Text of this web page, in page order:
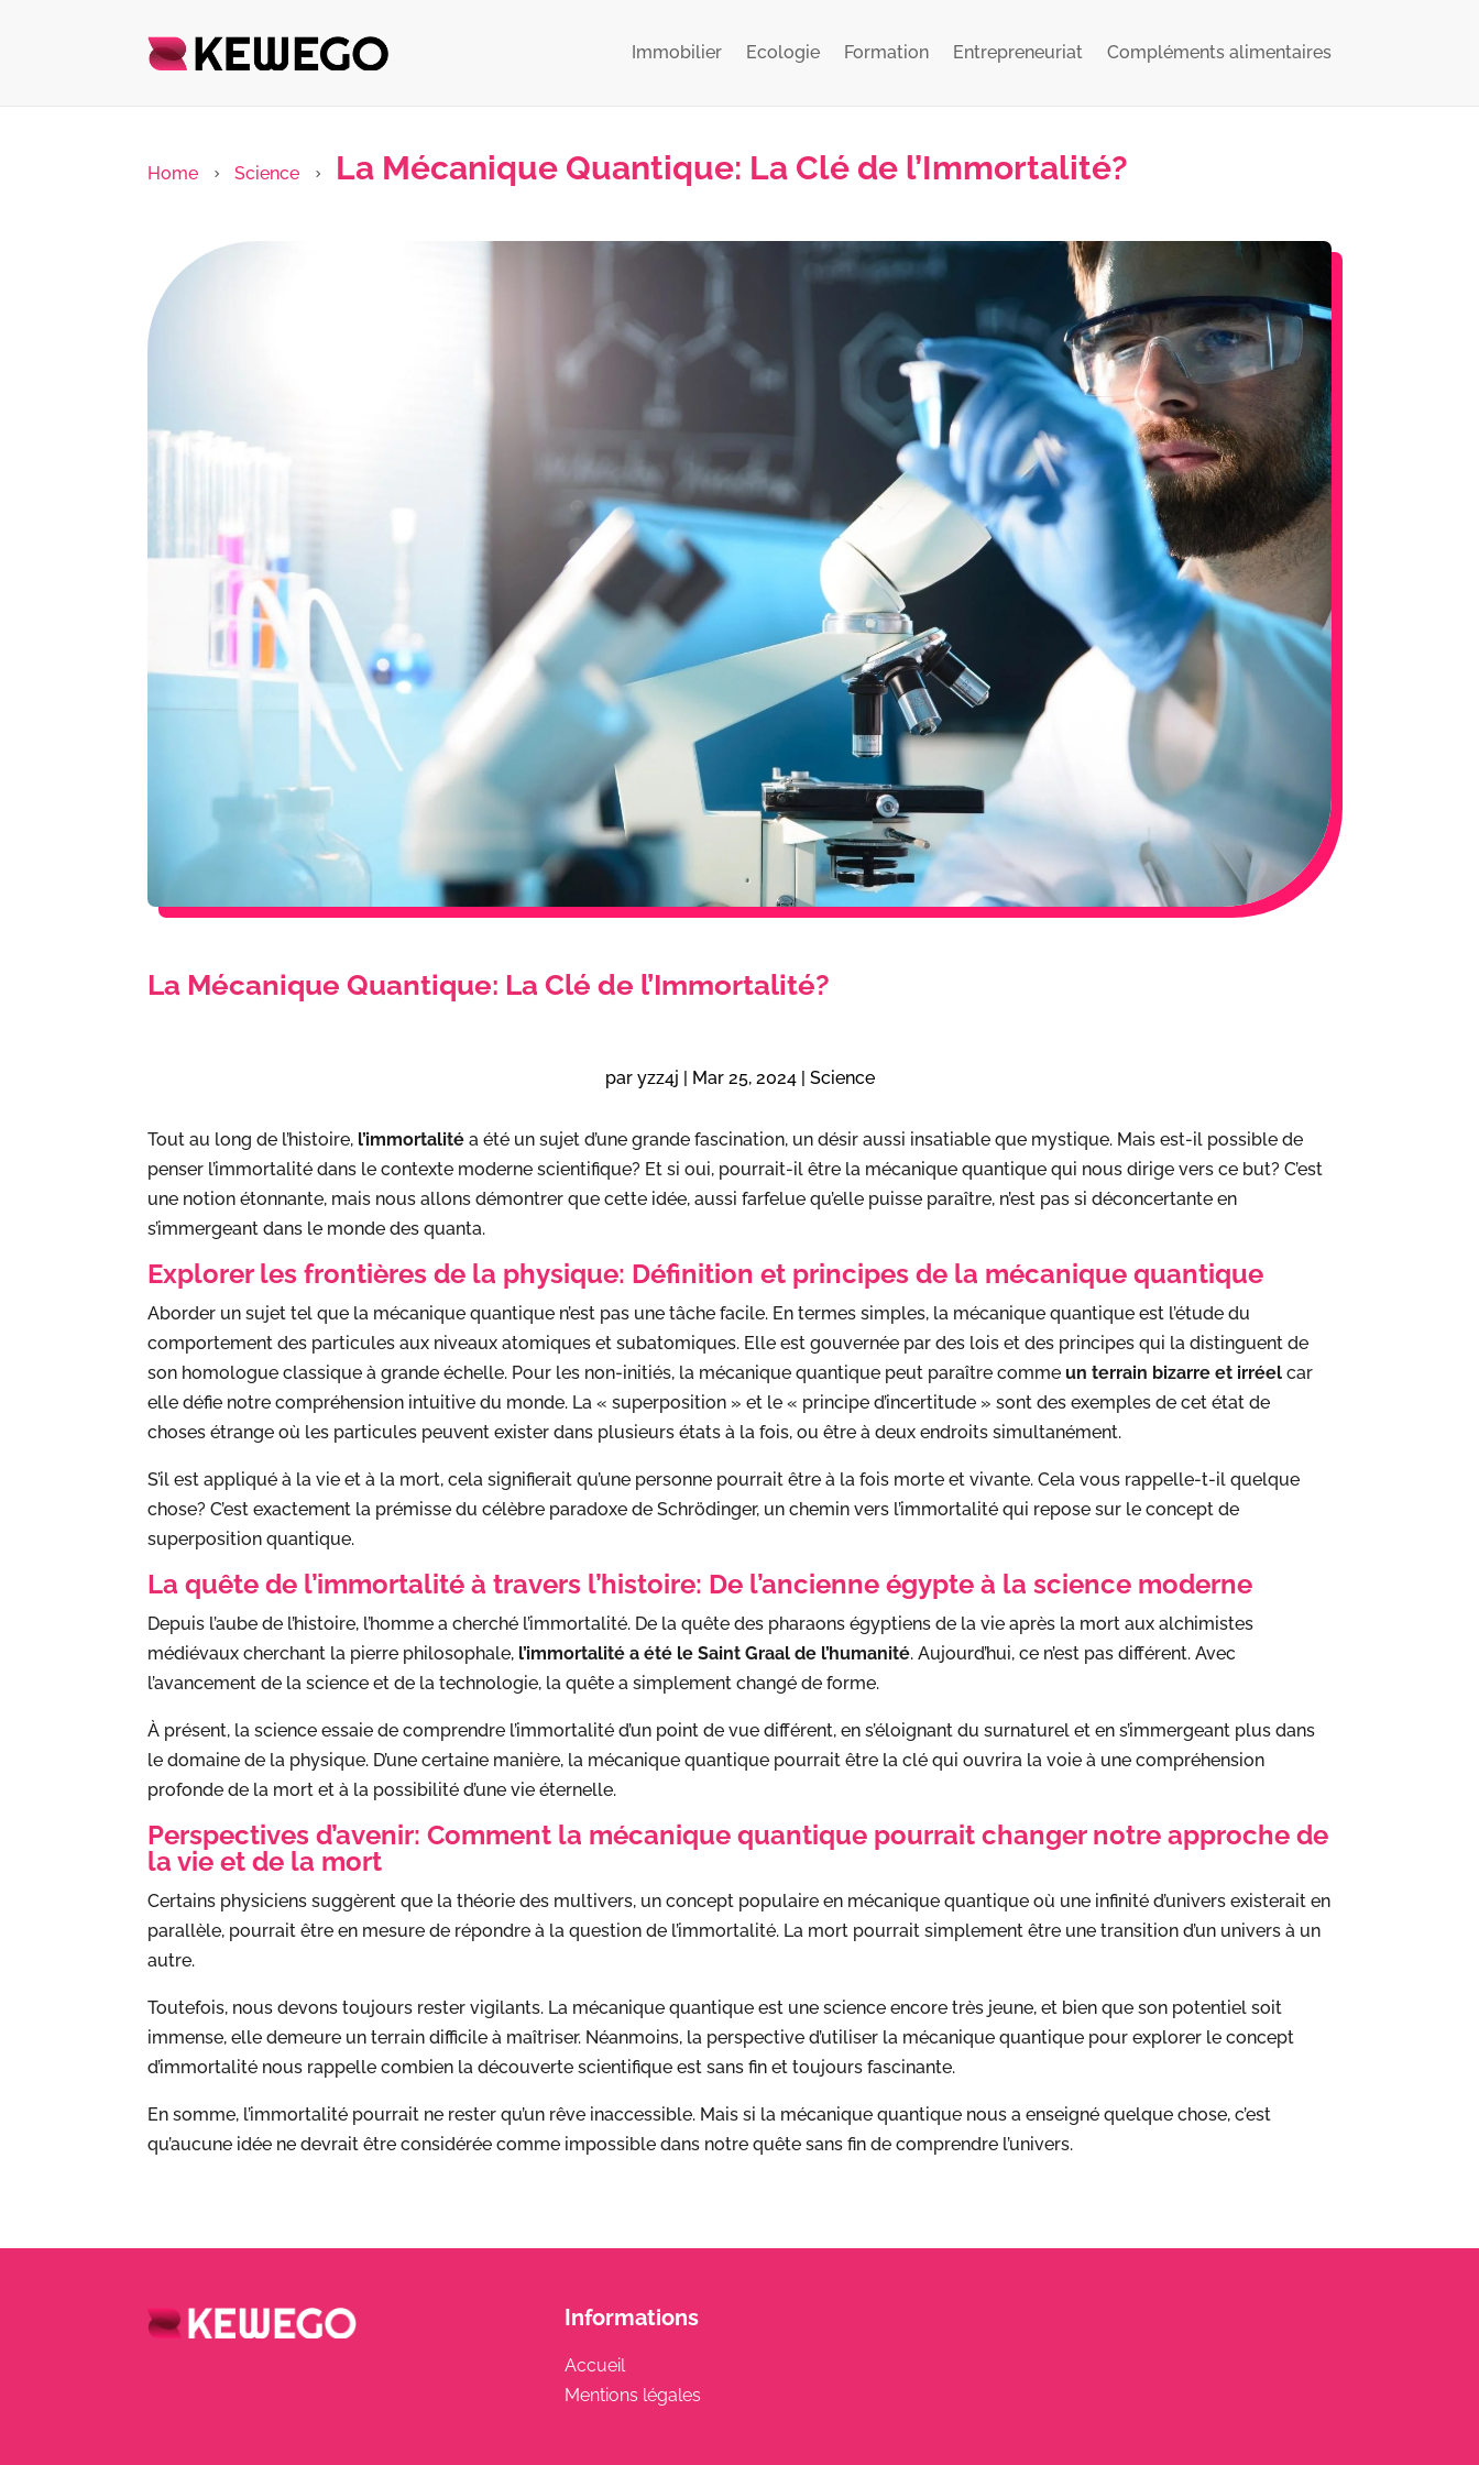
Immobilier Ecologie Formation Entrepreneuriat Compléments alimentaires
Home 5 Science 5 La Mécanique Quantique: La Clé de l’Immortalité?
La Mécanique Quantique: La Clé de l’Immortalité?
par yzz4j | Mar 25, 2024| Science
Tout au long de l’histoire, l’immortalité a été un sujet d’une grande fascination, un désir aussi insatiable que mystique. Mais est-il possible de
penser l’immortalité dans le contexte moderne scientifique? Et si oui, pourrait-il être la mécanique quantique qui nous dirige vers ce but? C’est
une notion étonnante, mais nous allons démontrer que cette idée, aussi farfelue qu’elle puisse paraître, n’est pas si déconcertante en
s’immergeant dans le monde des quanta.
Explorer les frontières de la physique: Définition et principes de la mécanique quantique
Aborder un sujet tel que la mécanique quantique n’est pas une tâche facile. En termes simples, la mécanique quantique est l’étude du
comportement des particules aux niveaux atomiques et subatomiques. Elle est gouvernée par des lois et des principes qui la distinguent de
son homologue classique à grande échelle. Pour les non-initiés, la mécanique quantique peut paraître commeun terrain bizarre et irréel car
elle défie notre compréhension intuitive du monde. La « superposition » et le « principe d’incertitude » sont des exemples de cet état de
choses étrange où les particules peuvent exister dans plusieurs états à la fois, ou être à deux endroits simultanément.
S’il est appliqué à la vie et à la mort, cela signifierait qu’une personne pourrait être à la fois morte et vivante. Cela vous rappelle-t-il quelque
chose? C’est exactement la prémisse du célèbre paradoxe de Schrödinger, un chemin vers l’immortalité qui repose sur le concept de
superposition quantique.
La quête de l’immortalité à travers l’histoire: De l’ancienne égypte à la science moderne
Depuis l’aube de l’histoire, l’homme a cherché l’immortalité. De la quête des pharaons égyptiens de la vie après la mort aux alchimistes
médiévaux cherchant la pierre philosophale, l’immortalité a été le Saint Graal de l’humanité. Aujourd’hui, ce n’est pas différent. Avec
l’avancement de la science et de la technologie, la quête a simplement changé de forme.
À présent, la science essaie de comprendre l’immortalité d’un point de vue différent, en s’éloignant du surnaturel et en s’immergeant plus dans
le domaine de la physique. D’une certaine manière, la mécanique quantique pourrait être la clé qui ouvrira la voie à une compréhension
profonde de la mort et à la possibilité d’une vie éternelle.
Perspectives d’avenir: Comment la mécanique quantique pourrait changer notre approche de
la vie et de la mort
Certains physiciens suggèrent que la théorie des multivers, un concept populaire en mécanique quantique où une infinité d’univers existerait en
parallèle, pourrait être en mesure de répondre à la question de l’immortalité. La mort pourrait simplement être une transition d’un univers à un
autre.
Toutefois, nous devons toujours rester vigilants. La mécanique quantique est une science encore très jeune, et bien que son potentiel soit
immense, elle demeure un terrain difficile à maîtriser. Néanmoins, la perspective d’utiliser la mécanique quantique pour explorer le concept
d’immortalité nous rappelle combien la découverte scientifique est sans fin et toujours fascinante.
En somme, l’immortalité pourrait ne rester qu’un rêve inaccessible. Mais si la mécanique quantique nous a enseigné quelque chose, c’est
qu’aucune idée ne devrait être considérée comme impossible dans notre quête sans fin de comprendre l’univers.
Informations
Accueil
Mentions légales